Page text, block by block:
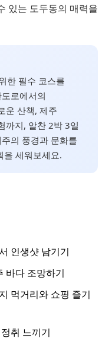
있는 도두동의 매력을
한 필수 코스를
로에서의
운 산책, 제주
까지, 알찬 2박 3일
의 풍경과 문화를
을 세워보세요.
인생샷 남기기
바다 조망하기
먹거리와 쇼핑 즐기
취 느끼기